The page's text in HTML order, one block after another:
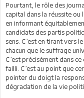
Pourtant, le rôle des
capital dans la réussite ou
en informant
candidats des partis
sens. C’est en tirant vers
chacun que le suffrage
C’est précisément dans
failli. C’est au point que
pointer du doigt la
dégradation de la vie